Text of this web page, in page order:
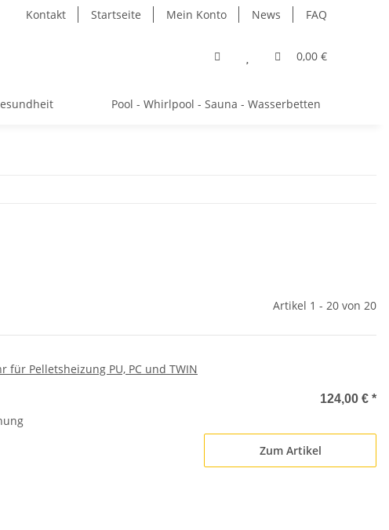
Kontakt Startseite Mein Konto News FAQ
0,00 €
Pool - Whirlpool - Sauna - Wasserbetten
Artikel 1 - 20 von 20
für Pelletsheizung PU, PC und TWIN
124,00 € *
Zum Artikel